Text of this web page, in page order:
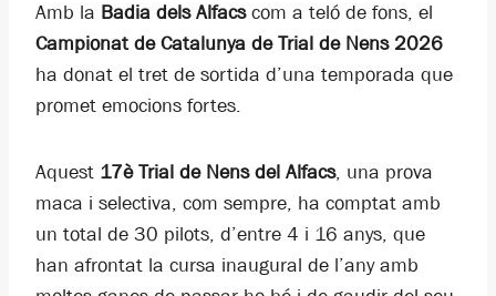
Amb la Badia dels Alfacscom a teló de fons, el
Campionat de Catalunya de Trial de Nens 2026
ha donat el tret de sortida d’una temporada que
promet emocions fortes.
Aquest 17è Trial de Nens del Alfacs, una prova
maca i selectiva, com sempre, ha comptat amb
un total de 30 pilots, d’entre 4 i 16 anys, que
han afrontat la cursa inaugural de l’any amb